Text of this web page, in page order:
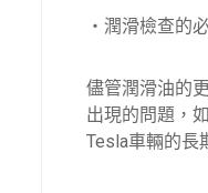
・潤滑檢查的
儘管潤滑油的
出現的問題，
Tesla車輛的長